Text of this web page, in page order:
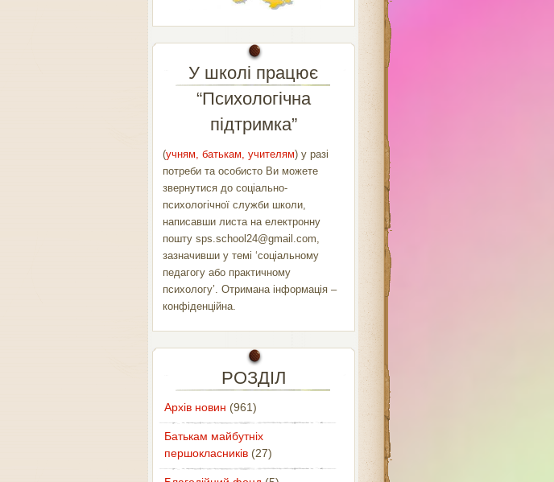
У школі працює
“Психологічна
підтримка”
(учням, батькам, учителям) у разі
потреби та особисто Ви можете
звернутися до соціально-
психологічної служби школи,
написавши листа на електронну
пошту sps.school24@gmail.com,
зазначивши у темі ‘соціальному
педагогу або практичному
психологу’. Отримана інформація –
конфіденційна.
РОЗДІЛ
Архів новин (961)
Батькам майбутніх
першокласників(27)